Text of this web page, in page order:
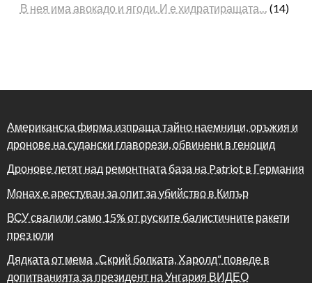
В нея има авокадо и ягоди. И е хидратиращата… (14)
Американска фирма изпраща тайно наемници, оръжия и
дронове на судански главорези, обвинени в геноцид
Дронове летят над ремонтната база на Patriot в Германия
Монах е арестуван за опит за убийство в Кипър
ВСУ свалили само 15% от руските балистичните ракети
през юли
Дядката от мема „Скрий болката, Харолд“ поведе в
допитванията за президент на Унгария ВИДЕО